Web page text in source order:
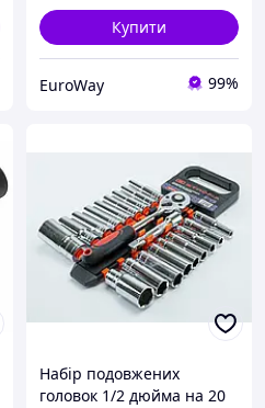
Купити
EuroWay 99%
Набір подовжених
головок 1/2 дюйма на 20